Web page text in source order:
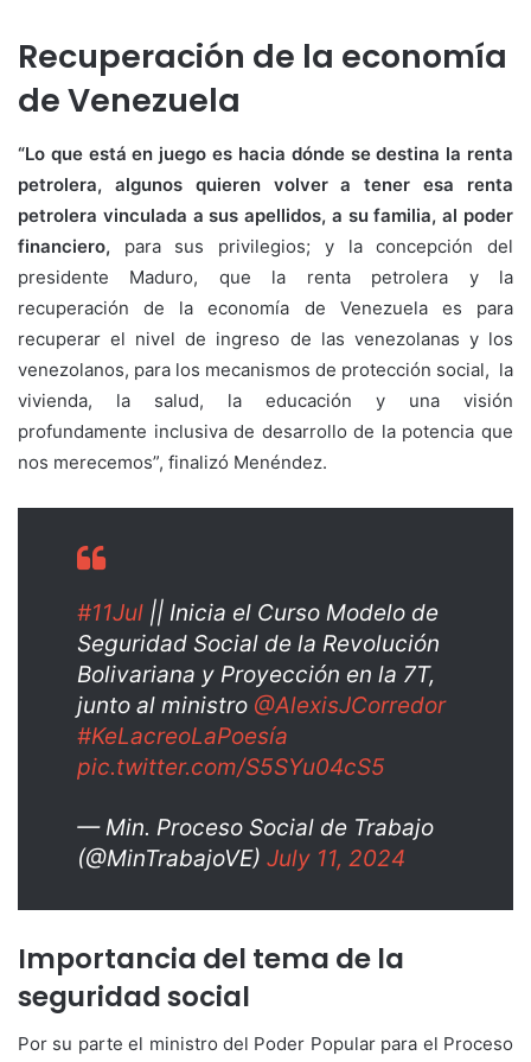
Recuperación de la economía
de Venezuela
“Lo que está en juego es hacia dónde se destina la renta
petrolera, algunos quieren volver a tener esa renta
petrolera vinculada a sus apellidos, a su familia, al poder
financiero, para sus privilegios; y la concepción del
presidente Maduro, que la renta petrolera y la
recuperación de la economía de Venezuela es para
recuperar el nivel de ingreso de las venezolanas y los
venezolanos, para los mecanismos de protección social, la
vivienda, la salud, la educación y una visión
profundamente inclusiva de desarrollo de la potencia que
nos merecemos”, finalizó Menéndez.
#11Jul || Inicia el Curso Modelo de
Seguridad Social de la Revolución
Bolivariana y Proyección en la 7T,
junto al ministro @AlexisJCorredor
#KeLacreoLaPoesía
pic.twitter.com/S5SYu04cS5
— Min. Proceso Social de Trabajo
(@MinTrabajoVE) July 11, 2024
Importancia del tema de la
seguridad social
Por su parte el ministro del Poder Popular para el Proceso